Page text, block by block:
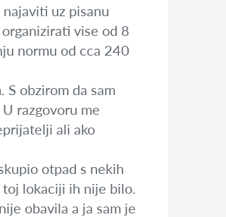
uz pisanu
vise od 8
normu od cca 240
obzirom da sam
razgovoru me
ali ako
otpad s nekih
lokaciji ih nije bilo.
obavila a ja sam je